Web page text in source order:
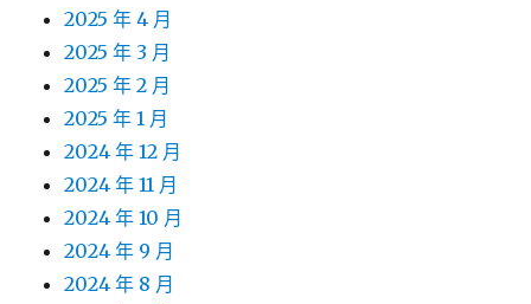
2025 年 4 月
2025 年 3 月
2025 年 2 月
2025 年 1 月
2024 年 12 月
2024 年 11 月
2024 年 10 月
2024 年 9 月
2024 年 8 月